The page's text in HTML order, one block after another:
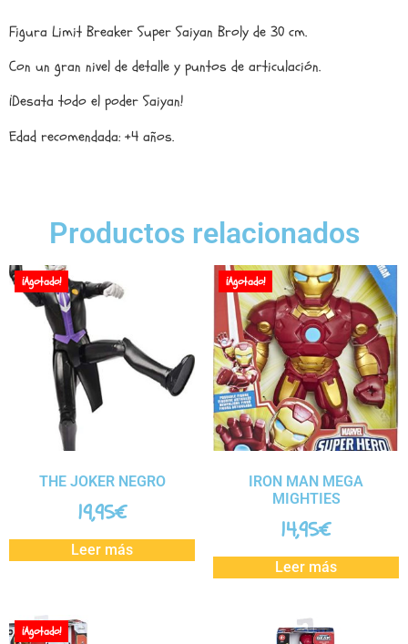
Figura Limit Breaker Super Saiyan Broly de 30 cm.
Con un gran nivel de detalle y puntos de articulación.
¡Desata todo el poder Saiyan!
Edad recomendada: +4 años.
Productos relacionados
¡Agotado!
THE JOKER NEGRO
19,95€
Leer más
¡Agotado!
IRON MAN MEGA
MIGHTIES
14,95€
Leer más
¡Agotado!